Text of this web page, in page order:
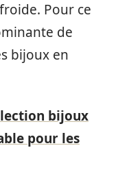
Pour ce
de
bijoux en
bijoux
pour les